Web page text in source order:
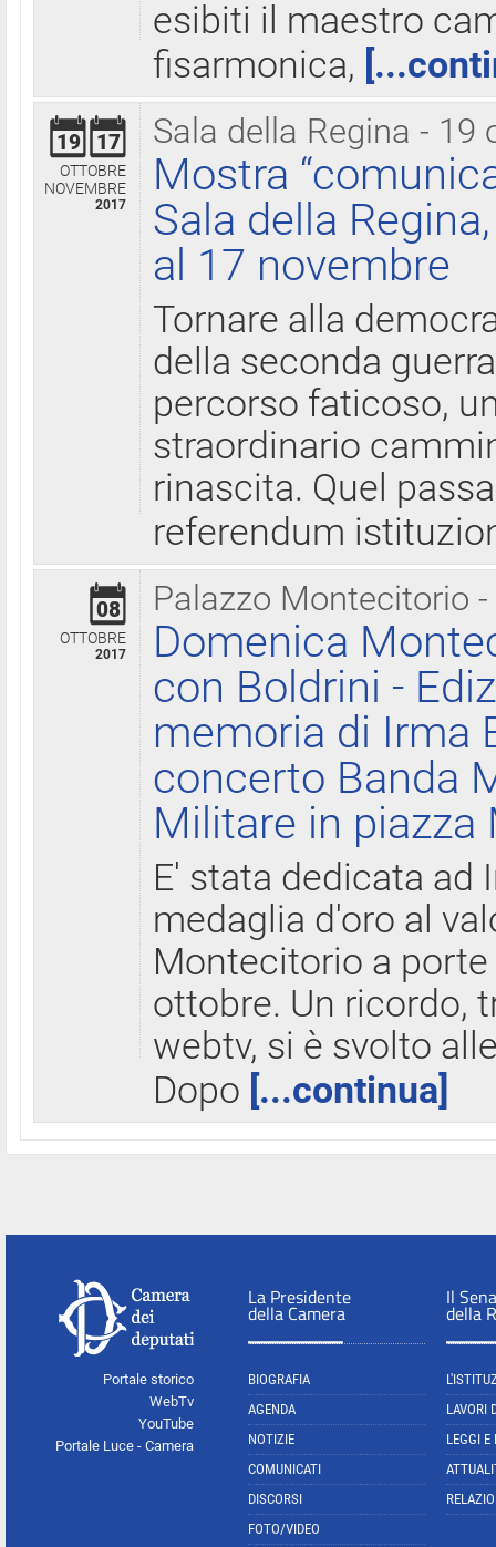
esibiti il maestro
fisarmonica,
Sala della Regina - 19
19 17
OTTOBRE
NOVEMBRE
2017
Mostra
Sala della
al 17 novembre
Tornare alla
della seconda
percorso faticoso,
straordinario
rinascita. Quel
referendum
Palazzo Montecitorio
08
OTTOBRE
2017
Domenica
con Boldrini -
memoria di Irma
concerto Banda
Militare in
E' stata dedicata ad
medaglia d'oro al
Montecitorio a
ottobre. Un ricordo,
webtv, si è svolto
Dopo [...continua]
Portale storico
WebTv
YouTube
Portale Luce - Camera
La Presidente
della Camera
BIOGRAFIA
AGENDA
NOTIZIE
COMUNICATI
DISCORSI
FOTO/VIDEO
Il
della
LAVORI
LEGGI E